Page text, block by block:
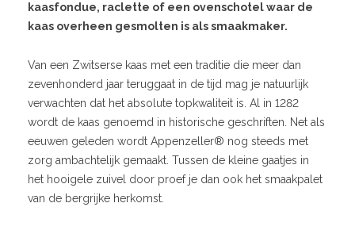
kaasfondue, raclette of een ovenschotel waar de
kaas overheen gesmolten is als smaakmaker.
Van een Zwitserse kaas met een traditie die meer dan
zevenhonderd jaar teruggaat in de tijd mag je natuurlijk
verwachten dat het absolute topkwaliteit is. Al in 1282
wordt de kaas genoemd in historische geschriften. Net als
eeuwen geleden wordt Appenzeller® nog steeds met
zorg ambachtelijk gemaakt. Tussen de kleine gaatjes in
het hooigele zuivel door proef je dan ook het smaakpalet
van de bergrijke herkomst.